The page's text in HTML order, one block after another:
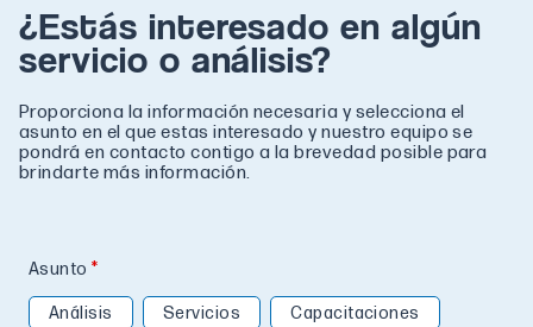
¿Estás interesado en algún
servicio o análisis?
Proporciona la información necesaria y selecciona el
asunto en el que estas interesado y nuestro equipo se
pondrá en contacto contigo a la brevedad posible para
brindarte más información.
Asunto
Análisis Servicios Capacitaciones